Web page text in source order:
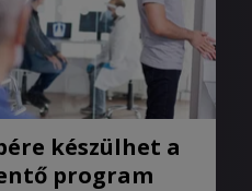
készülhet a
program